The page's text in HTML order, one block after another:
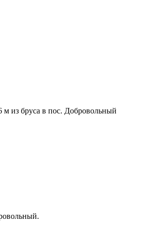
из бруса в пос. Добровольный